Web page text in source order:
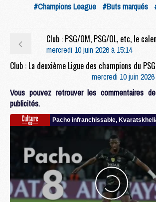
#Champions League #Buts marqués
mercredi 10 juin 2026 à 15:14
mercredi 10 juin 2026
Vous pouvez retrouver les commentaires
publicités.